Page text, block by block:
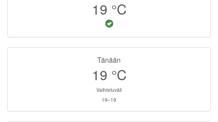
19 °C
Tänään
19 °C
Vaihteluväli
19–19